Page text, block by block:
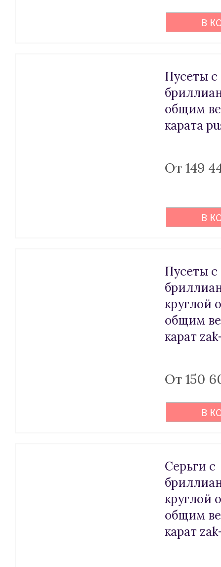
В
Пусеты с
общим
карата
От 149
В
Пусеты с
круглой
общим
карат
От 150
В
Серьги с
круглой
общим
карат